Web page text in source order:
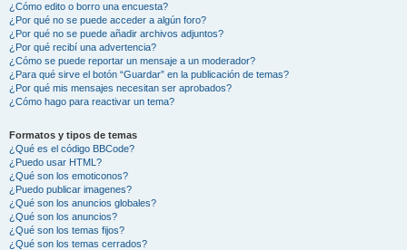
¿Cómo edito o borro una encuesta?
¿Por qué no se puede acceder a algún foro?
¿Por qué no se puede añadir archivos adjuntos?
¿Por qué recibí una advertencia?
¿Cómo se puede reportar un mensaje a un moderador?
¿Para qué sirve el botón “Guardar” en la publicación de temas?
¿Por qué mis mensajes necesitan ser aprobados?
¿Cómo hago para reactivar un tema?
Formatos y tipos de temas
¿Qué es el código BBCode?
¿Puedo usar HTML?
¿Qué son los emoticonos?
¿Puedo publicar imagenes?
¿Qué son los anuncios globales?
¿Qué son los anuncios?
¿Qué son los temas fijos?
¿Qué son los temas cerrados?